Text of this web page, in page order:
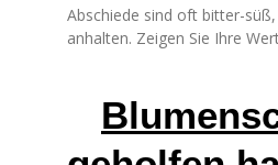
Abschiede sind oft bitter-
anhalten. Zeigen Sie Ihre